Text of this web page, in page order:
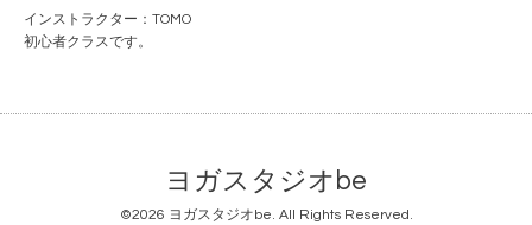
インストラクター：TOMO
初心者クラスです。
ヨガスタジオbe
©2026 ヨガスタジオbe. All Rights Reserved.